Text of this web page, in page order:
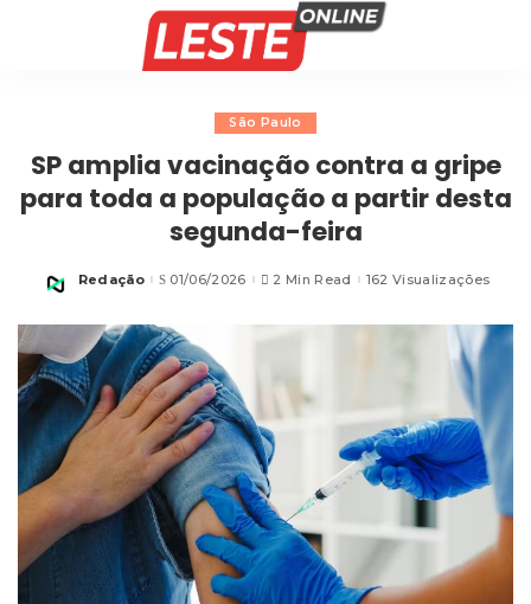
São Paulo
SP amplia vacinação contra a gripe
para toda a população a partir desta
segunda-feira
Posted
Redação 01/06/2026 2 Min Read 162 Visualizações